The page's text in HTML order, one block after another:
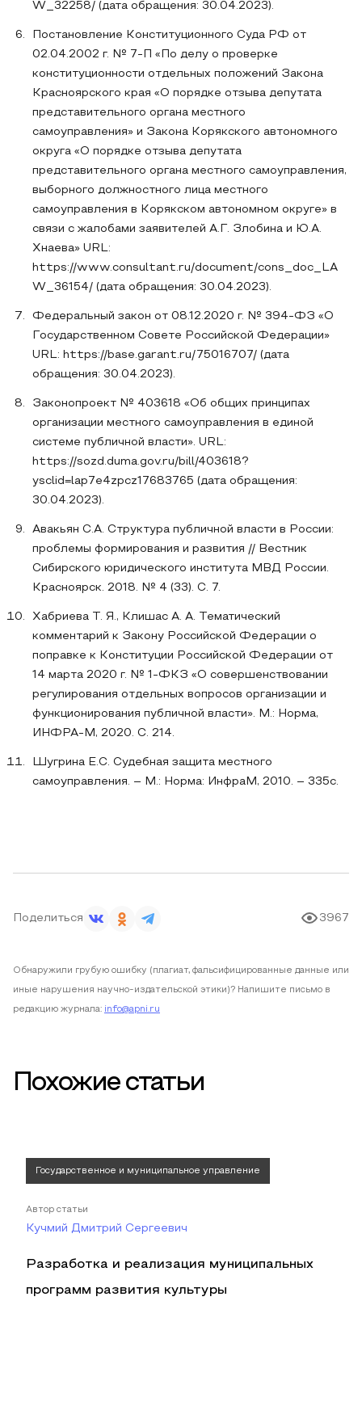
W_32258/ (дата обращения: 30.04.2023).
Постановление Конституционного Суда РФ от
02.04.2002 г. № 7-П «По делу о проверке
конституционности отдельных положений Закона
Красноярского края «О порядке отзыва депутата
представительного органа местного
самоуправления» и Закона Корякского автономного
округа «О порядке отзыва депутата
представительного органа местного самоуправления,
выборного должностного лица местного
самоуправления в Корякском автономном округе» в
связи с жалобами заявителей А.Г. Злобина и Ю.А.
Хнаева» URL:
https://www.consultant.ru/document/cons_doc_LA
W_36154/ (дата обращения: 30.04.2023).
Федеральный закон от 08.12.2020 г. № 394-ФЗ «О
Государственном Совете Российской Федерации»
URL: https://base.garant.ru/75016707/ (дата
обращения: 30.04.2023).
Законопроект № 403618 «Об общих принципах
организации местного самоуправления в единой
системе публичной власти». URL:
https://sozd.duma.gov.ru/bill/403618?
ysclid=lap7e4zpcz17683765 (дата обращения:
30.04.2023).
Авакьян С.А. Структура публичной власти в России:
проблемы формирования и развития // Вестник
Сибирского юридического института МВД России.
Красноярск. 2018. № 4 (33). С. 7.
Хабриева Т. Я., Клишас А. А. Тематический
комментарий к Закону Российской Федерации о
поправке к Конституции Российской Федерации от
14 марта 2020 г. № 1-ФКЗ «О совершенствовании
регулирования отдельных вопросов организации и
функционирования публичной власти». М.: Норма,
ИНФРА-М, 2020. С. 214.
Шугрина Е.С. Судебная защита местного
самоуправления. – М.: Норма: ИнфраМ, 2010. – 335с.
Поделиться 3967
Обнаружили грубую ошибку (плагиат, фальсифицированные данные или
иные нарушения научно-издательской этики)? Напишите письмо в
редакцию журнала: info@apni.ru
Похожие статьи
Государственное и муниципальное управление
Автор статьи
Кучмий Дмитрий Сергеевич
Разработка и реализация муниципальных
программ развития культуры